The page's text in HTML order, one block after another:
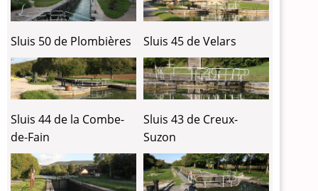
Sluis 50 de Plombières Sluis 45 de Velars
Sluis 44 de la Combe-
de-Fain
Sluis 43 de Creux-
Suzon